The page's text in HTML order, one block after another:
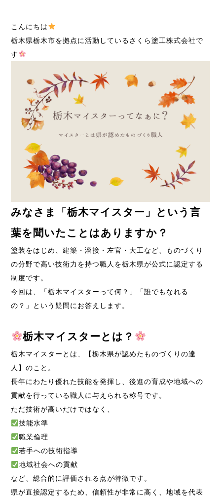
こんにちは
栃木県栃木市を拠点に活動しているさくら塗工株式会社で
す
みなさま「栃木マイスター」という言
葉を聞いたことはありますか？
塗装をはじめ、建築・溶接・左官・大工など、ものづくり
の分野で高い技術力を持つ職人を栃木県が公式に認定する
制度です。
今回は、「栃木マイスターって何？」「誰でもなれる
の？」という疑問にお答えします。
栃木マイスターとは？
栃木マイスターとは、【栃木県が認めたものづくりの達
人】のこと。
長年にわたり優れた技能を発揮し、後進の育成や地域への
貢献を行っている職人に与えられる称号です。
ただ技術が高いだけではなく、
技能水準
職業倫理
若手への技術指導
地域社会への貢献
など、総合的に評価される点が特徴です。
県が直接認定するため、信頼性が非常に高く、地域を代表